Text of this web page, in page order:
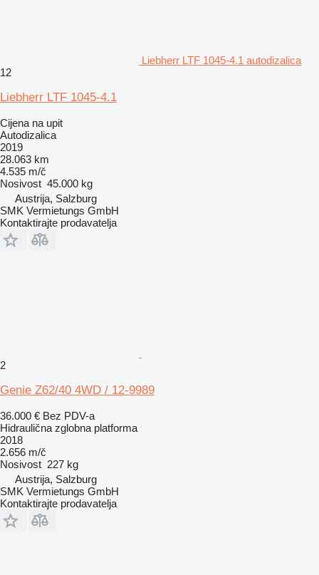
Liebherr LTF 1045-4.1 autodizalica
12
Liebherr LTF 1045-4.1
Cijena na upit
Autodizalica
2019
28.063 km
4.535 m/č
Nosivost 45.000 kg
Austrija, Salzburg
SMK Vermietungs GmbH
Kontaktirajte prodavatelja
2
Genie Z62/40 4WD / 12-9989
36.000 € Bez PDV-a
Hidraulična zglobna platforma
2018
2.656 m/č
Nosivost 227 kg
Austrija, Salzburg
SMK Vermietungs GmbH
Kontaktirajte prodavatelja